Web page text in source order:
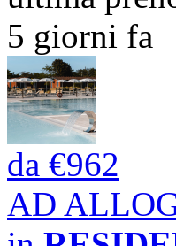
5 giorni fa
da €962
AD